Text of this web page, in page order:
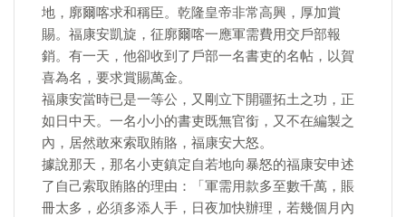
地，廓爾喀求和稱臣。乾隆皇帝非常高興，厚加賞
賜。福康安凱旋，征廓爾喀一應軍需費用交戶部報
銷。有一天，他卻收到了戶部一名書吏的名帖，以賀
喜為名，要求賞賜萬金。
福康安當時已是一等公，又剛立下開疆拓土之功，正
如日中天。一名小小的書吏既無官銜，又不在編製之
內，居然敢來索取賄賂，福康安大怒。
​據說那天，那名小吏鎮定自若地向暴怒的福康安申述
了自己索取賄賂的理由：「軍需用款多至數千萬，賬
冊太多，必須多添人手，日夜加快辦理，若幾個月內